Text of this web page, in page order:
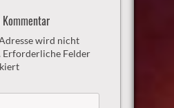
wird nicht
Erforderliche Felder